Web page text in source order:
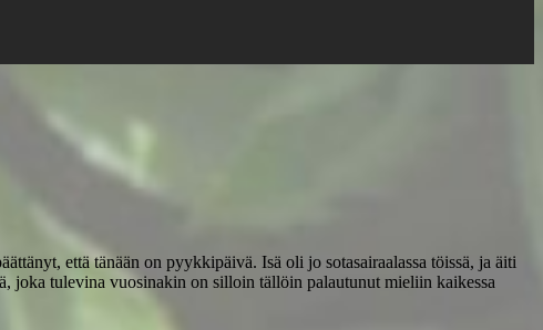
että tänään on pyykkipäivä. Isä oli jo sotasairaalassa töissä, ja äiti
joka tulevina vuosinakin on silloin tällöin palautunut mieliin kaikessa